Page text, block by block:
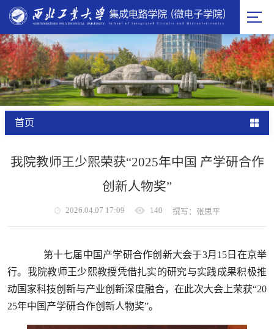
首页
我院教师王少熙荣获“2025年中国 产学研合作
创新人物奖”
2026.04.07 17:09 140 撰写：张思平
第十七届中国产学研合作创新大会于3月15日在京举
行。我院教师王少熙教授凭借扎实的研究与实践成果积极推
动国家科技创新与产业创新深度融合，在此次大会上荣获“20
25年中国产学研合作创新人物奖”。